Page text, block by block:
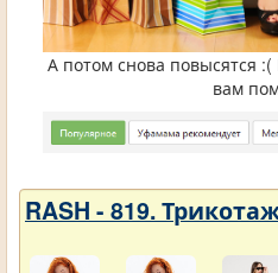
А потом снова повысятся :(
вам
RASH - 819.